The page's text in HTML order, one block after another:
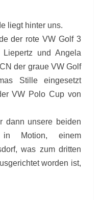
liegt hinter uns.
der rote VW Golf 3
und Angela
der graue VW Golf
Stille eingesetzt
VW Polo Cup von
dann unsere beiden
Motion, einem
was zum dritten
worden ist,